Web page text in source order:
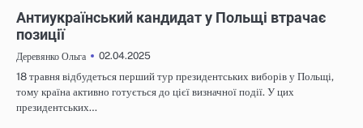
Антиукраїнський кандидат у Польщі втрачає
позиції
Деревянко Ольга
02.04.2025
18 травня відбудеться перший тур президентських виборів у Польщі,
тому країна активно готується до цієї визначної події. У цих
президентських…